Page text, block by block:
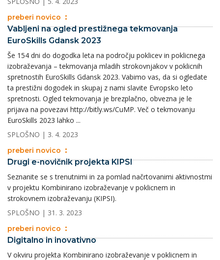
preberi novico
Vabljeni na ogled prestižnega tekmovanja
EuroSkills Gdansk 2023
Še 154 dni do dogodka leta na področju poklicev in poklicnega
izobraževanja – tekmovanja mladih strokovnjakov v poklicnih
spretnostih EuroSkills Gdansk 2023. Vabimo vas, da si ogledate
ta prestižni dogodek in skupaj z nami slavite Evropsko leto
spretnosti. Ogled tekmovanja je brezplačno, obvezna je le
prijava na povezavi http://bitly.ws/CuMP. Več o tekmovanju
EuroSkills 2023 lahko ...
SPLOŠNO | 3. 4. 2023
preberi novico
Drugi e-novičnik projekta KIPSI
Seznanite se s trenutnimi in za pomlad načrtovanimi aktivnostmi
v projektu Kombinirano izobraževanje v poklicnem in
strokovnem izobraževanju (KIPSI).
SPLOŠNO | 31. 3. 2023
preberi novico
Digitalno in inovativno
V okviru projekta Kombinirano izobraževanje v poklicnem in